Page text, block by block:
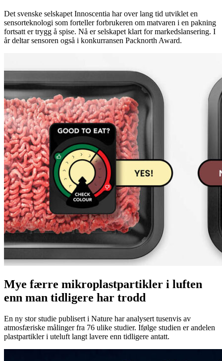
Det svenske selskapet Innoscentia har over lang tid utviklet en
sensorteknologi som forteller forbrukeren om matvaren i en pakning
fortsatt er trygg å spise. Nå er selskapet klart for markedslansering. I
år deltar sensoren også i konkurransen Packnorth Award.
Mye færre mikroplastpartikler i luften
enn man tidligere har trodd
En ny stor studie publisert i Nature har analysert tusenvis av
atmosfæriske målinger fra 76 ulike studier. Ifølge studien er andelen
plastpartikler i uteluft langt lavere enn tidligere antatt.